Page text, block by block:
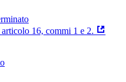
16, commi 1 e 2.